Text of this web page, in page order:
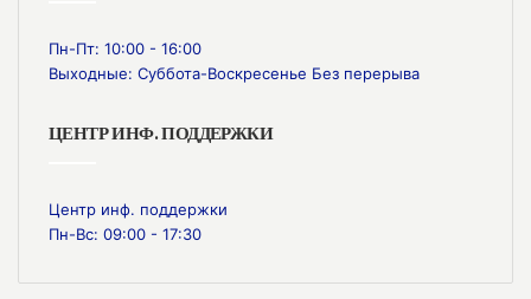
Пн-Пт: 10:00 - 16:00
Выходные: Суббота-Воскресенье Без перерыва
ЦЕНТР ИНФ. ПОДДЕРЖКИ
Центр инф. поддержки
Пн-Вс: 09:00 - 17:30